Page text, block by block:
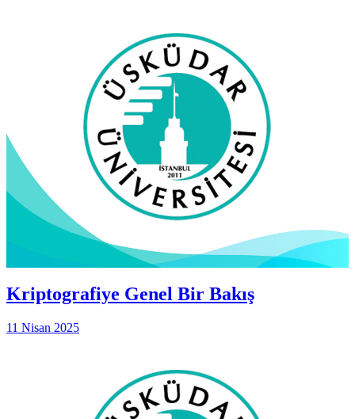
Kriptografiye Genel Bir Bakış
11 Nisan 2025